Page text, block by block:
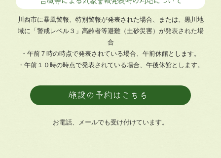
川西市に暴風警報、特別警報が発表された場合、または、黒川地
域に「警戒レベル３」高齢者等避難（土砂災害）が発表された場
合
・午前７時の時点で発表されている場合、午前休館とします。
・午前１０時の時点で発表されている場合、午後休館とします。
施設の予約はこちら
お電話、メールでも受け付けています。